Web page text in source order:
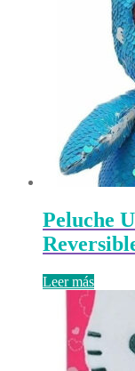
Peluche
Leer más